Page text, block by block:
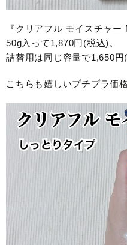
『クリアフル モイスチャー
50g入って1,870円(税込)。
詰替用は同じ容量で1,650円(
こちらも嬉しいプチプラ価